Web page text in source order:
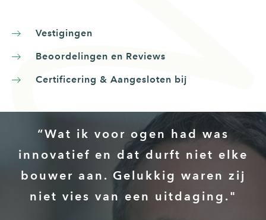
Vestigingen
Beoordelingen en Reviews
Certificering & Aangesloten bij
“Wat ik voor ogen had was
innovatief en dat durft niet elke
bouwer aan. Gelukkig waren zij
niet vies van een uitdaging."